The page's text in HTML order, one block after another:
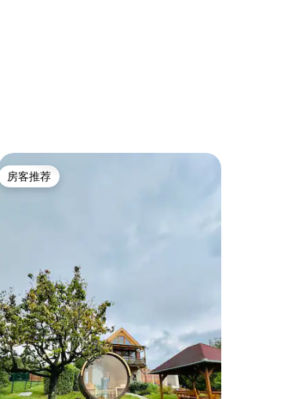
（满分 5 分），共 114 条评价
房客推荐
房客推荐